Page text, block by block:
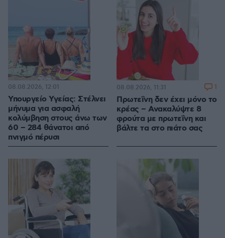
Υπουργείο Υγείας: Στέλνει
μήνυμα για ασφαλή
κολύμβηση στους άνω των
60 – 284 θάνατοι από
πνιγμό πέρυσι
08.08.2026, 12:01
Πρωτεΐνη δεν έχει μόνο το
κρέας – Ανακαλύψτε 8
φρούτα με πρωτεΐνη και
βάλτε τα στο πιάτο σας
08.08.2026, 11:31 1